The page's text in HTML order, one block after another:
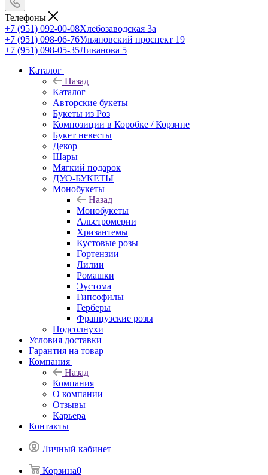
Телефоны
+7 (951) 092-00-08Хлебозаводская 3а
+7 (951) 098-06-76Ульяновский проспект 19
+7 (951) 098-05-35Ливанова 5
Каталог
Назад
Каталог
Авторские букеты
Букеты из Роз
Композиции в Коробке / Корзине
Букет невесты
Декор
Шары
Мягкий подарок
ДУО-БУКЕТЫ
Монобукеты
Назад
Монобукеты
Альстромерии
Хризантемы
Кустовые розы
Гортензии
Лилии
Ромашки
Эустома
Гипсофилы
Герберы
Французские розы
Подсолнухи
Условия доставки
Гарантия на товар
Компания
Назад
Компания
О компании
Отзывы
Карьера
Контакты
Личный кабинет
Корзина0